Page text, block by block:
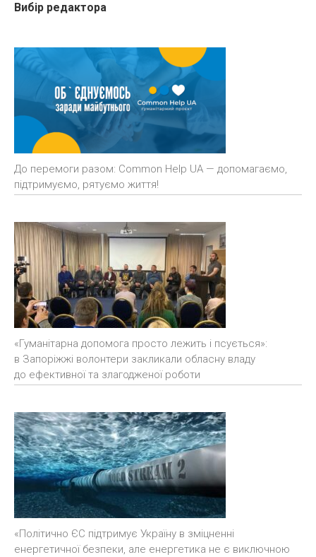
Вибір редактора
До перемоги разом: Common Help UA — допомагаємо,
підтримуємо, рятуємо життя!
«Гуманітарна допомога просто лежить і псується»:
в Запоріжжі волонтери закликали обласну владу
до ефективної та злагодженої роботи
«Політично ЄС підтримує Україну в зміцненні
енергетичної безпеки, але енергетика не є виключною